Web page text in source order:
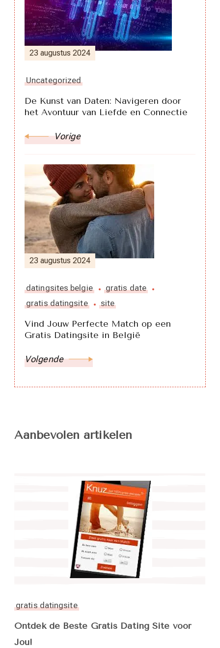
23 augustus 2024
Uncategorized
De Kunst van Daten: Navigeren door
het Avontuur van Liefde en Connectie
Vorige
23 augustus 2024
datingsites belgie
gratis date
gratis datingsite
site
Vind Jouw Perfecte Match op een
Gratis Datingsite in België
Volgende
Aanbevolen artikelen
gratis datingsite
Ontdek de Beste Gratis Dating Site voor
Jou!